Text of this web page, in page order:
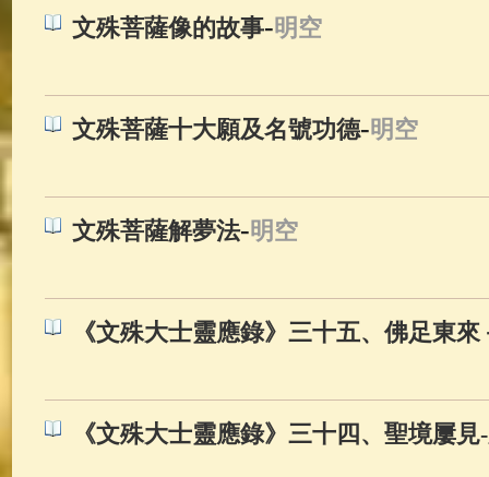
文殊菩薩像的故事-明空
文殊菩薩十大願及名號功德-明空
文殊菩薩解夢法-明空
《文殊大士靈應錄》三十五、佛足東
《文殊大士靈應錄》三十四、聖境屢見